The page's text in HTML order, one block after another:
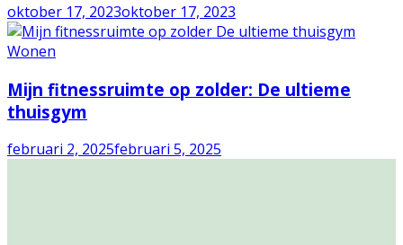
oktober 17, 2023oktober 17, 2023
Wonen
Mijn fitnessruimte op zolder: De ultieme
thuisgym
februari 2, 2025februari 5, 2025